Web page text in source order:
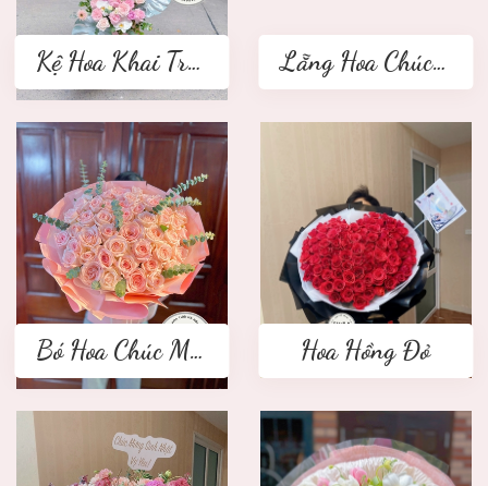
Kệ Hoa Khai Trương 2 tầng Lẵng Hoa Chúc Mừng
Bó Hoa Chúc Mừng Hoa Hồng Đỏ